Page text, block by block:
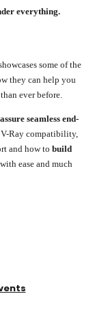
everything.
some of the
they can help you
ever before.
assure seamless end-
Ray compatibility,
and how to build
ease and much